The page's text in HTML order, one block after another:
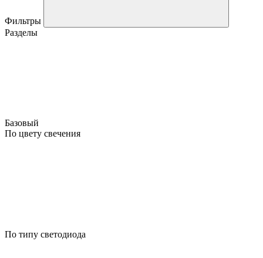
Фильтры
Разделы
Базовый
По цвету свечения
По типу светодиода